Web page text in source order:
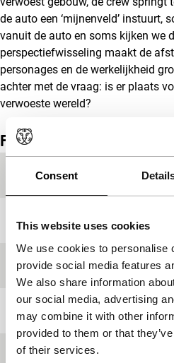
Consent
This website uses cookies
We use cookies to personalise
provide social media features
We also share information
our social media, advertising
may combine it with other
provided to them or that
of their services.
de auto een ‘mijnenveld’ instuurt,
vanuit de auto en soms kijken we
perspectiefwisseling maakt de
personages en de werkelijkheid
achter met de vraag: is er plaats
verwoeste wereld?
Film details
Productielanden Frankrijk,
Jaar
Festivaleditie IFFR 2009
76'
Medium/Formaat